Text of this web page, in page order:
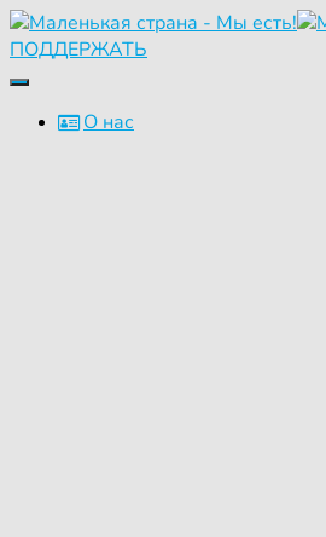
ПОДДЕРЖАТЬ
Переключить
навигациюО нас